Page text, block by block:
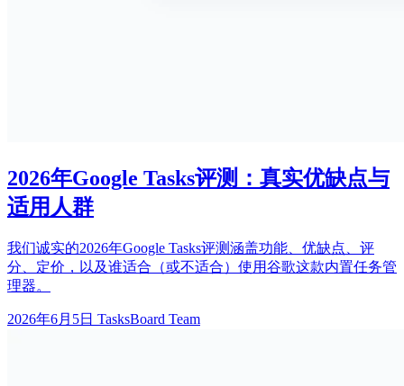
2026年Google Tasks评测：真实优缺点与
适用人群
我们诚实的2026年Google Tasks评测涵盖功能、优缺点、评
分、定价，以及谁适合（或不适合）使用谷歌这款内置任务管
理器。
2026年6月5日 TasksBoard Team